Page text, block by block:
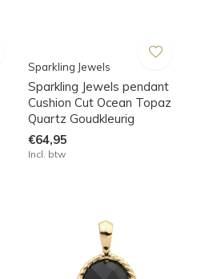
Sparkling Jewels
Sparkling Jewels pendant
Cushion Cut Ocean Topaz
Quartz Goudkleurig
€64,95
Incl. btw